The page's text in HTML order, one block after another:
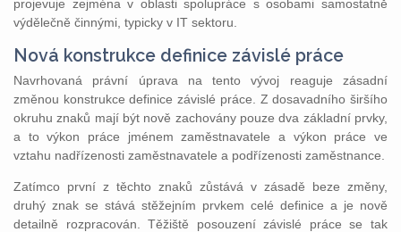
projevuje zejména v oblasti spolupráce s osobami samostatně
výdělečně činnými, typicky v IT sektoru.
Nová konstrukce definice závislé práce
Navrhovaná právní úprava na tento vývoj reaguje zásadní
změnou konstrukce definice závislé práce. Z dosavadního širšího
okruhu znaků mají být nově zachovány pouze dva základní prvky,
a to výkon práce jménem zaměstnavatele a výkon práce ve
vztahu nadřízenosti zaměstnavatele a podřízenosti zaměstnance.
Zatímco první z těchto znaků zůstává v zásadě beze změny,
druhý znak se stává stěžejním prvkem celé definice a je nově
detailně rozpracován. Těžiště posouzení závislé práce se tak